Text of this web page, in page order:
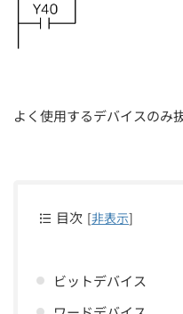
よく使用するデバイスのみ
目次 [非表示]
ビットデバイス